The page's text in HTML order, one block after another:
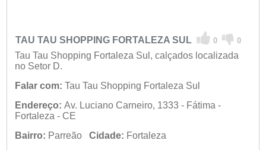
TAU TAU SHOPPING FORTALEZA SUL 0 0
Tau Tau Shopping Fortaleza Sul, calçados localizada
no Setor D.
Falar com: Tau Tau Shopping Fortaleza Sul
Endereço: Av. Luciano Carneiro, 1333 - Fátima -
Fortaleza - CE
Bairro: Parreão Cidade: Fortaleza